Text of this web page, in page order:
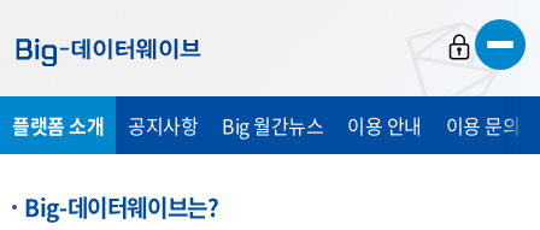
가
기
가
기
가
기
플랫폼 소개 공지사항 Big 월간뉴스 이용 안내 이용 문의
Big-데이터웨이브는?